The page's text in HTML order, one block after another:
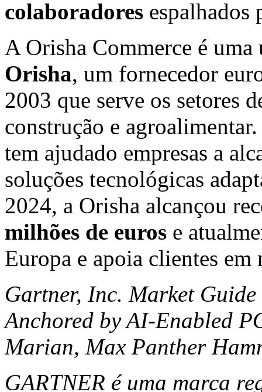
colaboradores espalhados
A Orisha Commerce é
Orisha, um fornecedor
2003 que serve os setores
construção e
tem ajudado empresas a
soluções tecnológicas
2024, a Orisha alcançou
milhões de euros e
Europa e apoia clientes em
Gartner, Inc. Market
Anchored by AI-Enabled
Marian, Max Panther
GARTNER é uma marca